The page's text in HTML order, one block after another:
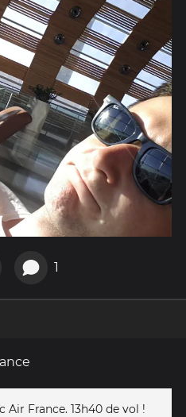
1
Air France. 13h40 de vol !